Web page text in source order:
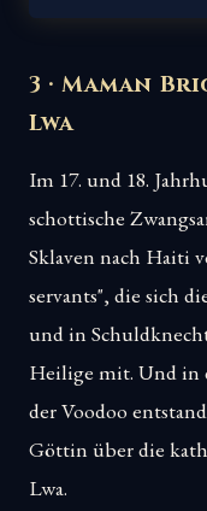
3 · Maman
Lwa
Im 17. und 18.
schottische
Sklaven nach Haiti
servants", die sich
und in
Heilige mit. Und in
der Voodoo
Göttin über die
Lwa.